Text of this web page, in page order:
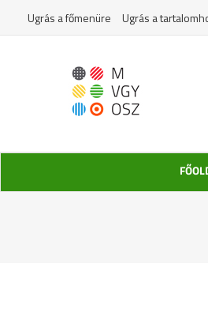
Ugrás a főmenüre Ugrás a